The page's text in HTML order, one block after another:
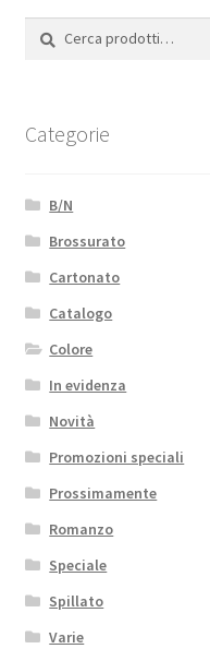
Cerca:
Cerca
Categorie
B/N
Brossurato
Cartonato
Catalogo
Colore
In evidenza
Novità
Promozioni speciali
Prossimamente
Romanzo
Speciale
Spillato
Varie